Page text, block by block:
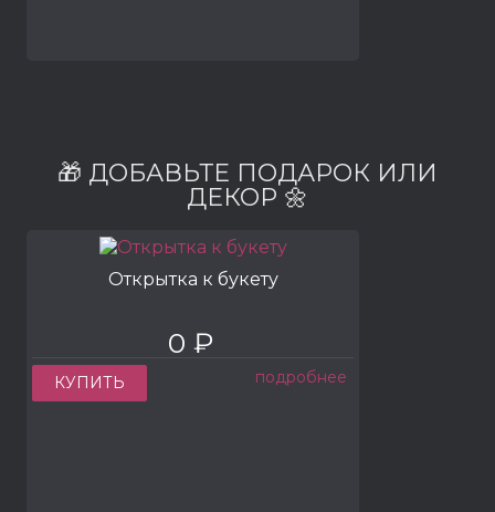
🎁 ДОБАВЬТЕ ПОДАРОК ИЛИ
ДЕКОР 🌼
Открытка к букету
0 ₽
КУПИТЬ подробнее